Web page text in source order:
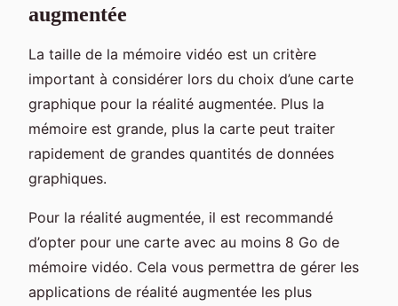
augmentée
La taille de la mémoire vidéo est un critère
important à considérer lors du choix d’une carte
graphique pour la réalité augmentée. Plus la
mémoire est grande, plus la carte peut traiter
rapidement de grandes quantités de données
graphiques.
Pour la réalité augmentée, il est recommandé
d’opter pour une carte avec au moins 8 Go de
mémoire vidéo. Cela vous permettra de gérer les
applications de réalité augmentée les plus